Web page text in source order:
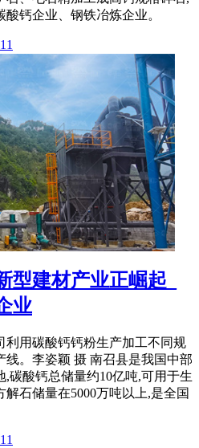
钙企业、钢铁冶炼企业。
型建材产业正崛起_
业
利用碳酸钙钙粉生产加工不同规
线。李姿颖 摄 南召县是我国中部
,碳酸钙总储量约10亿吨,可用于生
石储量在5000万吨以上,是全国